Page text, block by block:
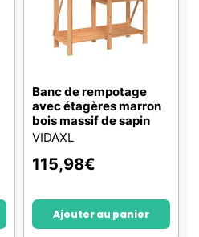
Banc de rempotage
avec étagères marron
bois massif de sapin
VIDAXL
115,98€
Ajouter au panier